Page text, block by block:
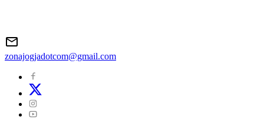
zonajogjadotcom@gmail.com